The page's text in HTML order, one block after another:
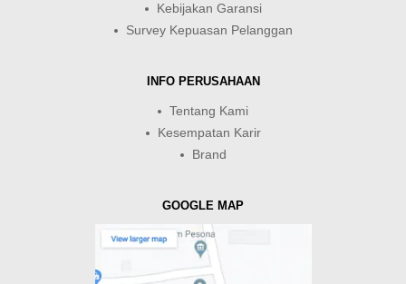
Kebijakan Garansi
Survey Kepuasan Pelanggan
INFO PERUSAHAAN
Tentang Kami
Kesempatan Karir
Brand
GOOGLE MAP